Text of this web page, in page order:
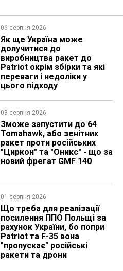
06 серпня 2026
Як ще Україна може
долучитися до
виробництва ракет до
Patriot окрім збірки та які
переваги і недоліки у
цього підходу
03 серпня 2026
Зможе запустити до 64
Tomahawk, або зенітних
ракет проти російських
"Циркон" та "Оникс" - що за
новий фрегат GMF 140
01 серпня 2026
Що треба для реалізації
посилення ППО Польщі за
рахунок України, бо попри
Patriot та F-35 вона
"пропускає" російські
ракети та дрони